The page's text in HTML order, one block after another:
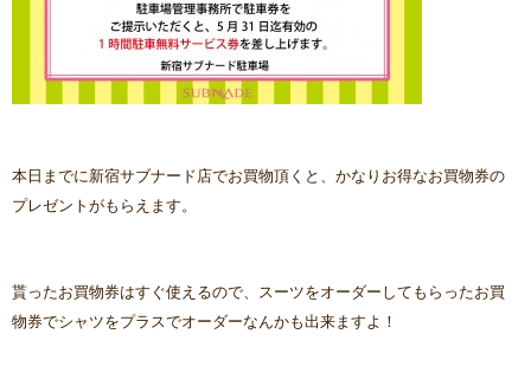
本日までに新宿サブナード店でお買物頂くと、かなりお得なお買物券の
プレゼントがもらえます。
貰ったお買物券はすぐ使えるので、スーツをオーダーしてもらったお買
物券でシャツをプラスでオーダーなんかも出来ますよ！